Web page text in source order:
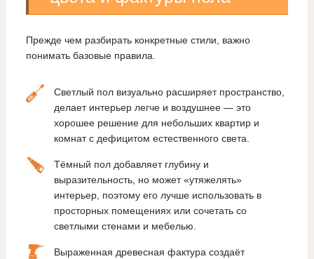
Прежде чем разбирать конкретные стили, важно
понимать базовые правила.
Светлый пол визуально расширяет пространство,
делает интерьер легче и воздушнее — это
хорошее решение для небольших квартир и
комнат с дефицитом естественного света.
Тёмный пол добавляет глубину и
выразительность, но может «утяжелять»
интерьер, поэтому его лучше использовать в
просторных помещениях или сочетать со
светлыми стенами и мебелью.
Выраженная древесная фактура создаёт